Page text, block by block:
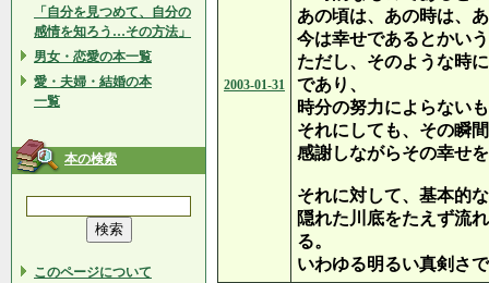
「自分を見つめて、自分の
感情を知ろう…その方法」
男女・恋愛の本一覧
愛・夫婦・結婚の本
一覧
本の検索
このページについて
2003-01-31
あの頃は、あの時は、
今は幸せであるとかい
ただし、そのような時
であり、
時分の努力によらない
それにしても、その瞬
感謝しながらその幸せ
それに対して、基本的
隠れた川底をたえず流
る。
いわゆる明るい真剣さ